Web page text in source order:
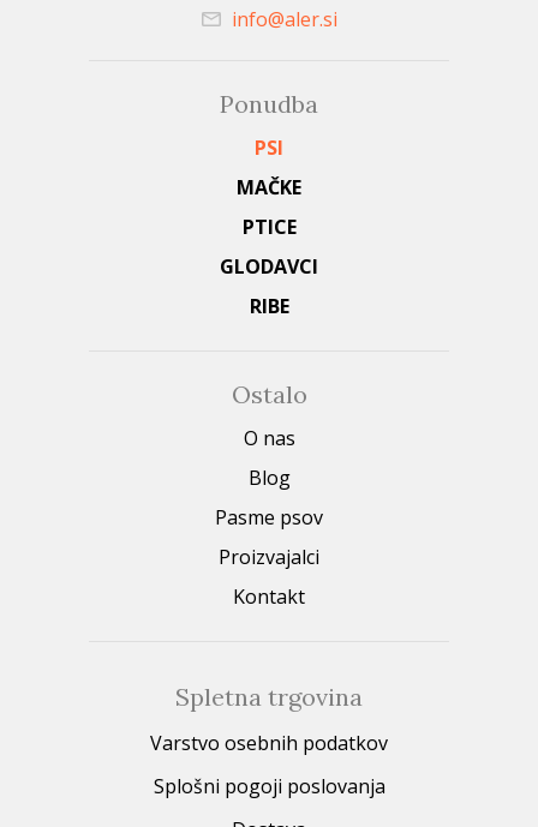
info@aler.si
Ponudba
PSI
MAČKE
PTICE
GLODAVCI
RIBE
Ostalo
O nas
Blog
Pasme psov
Proizvajalci
Kontakt
Spletna trgovina
Varstvo osebnih podatkov
Splošni pogoji poslovanja